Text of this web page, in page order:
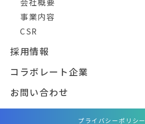
事業内容
CSR
採用情報
コラボレート企業
お問い合わせ
プライバシーポリシー